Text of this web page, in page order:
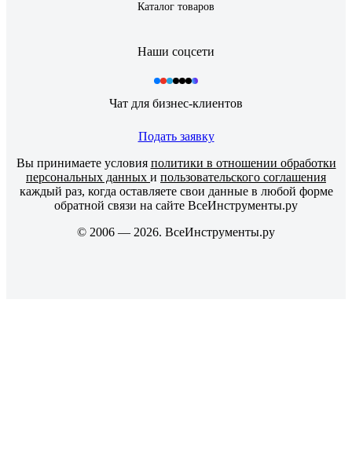
Каталог товаров
Наши соцсети
Чат для бизнес-клиентов
Подать заявку
Вы принимаете условия политики в отношении обработки
персональных данных и пользовательского соглашения
каждый раз, когда оставляете свои данные в любой форме
обратной связи на сайте ВсеИнструменты.ру
© 2006 — 2026. ВсеИнструменты.ру